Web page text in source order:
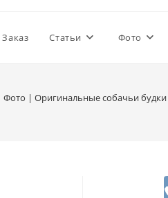
Заказ Статьи Фото
Фото | Оригинальные собачьи будки